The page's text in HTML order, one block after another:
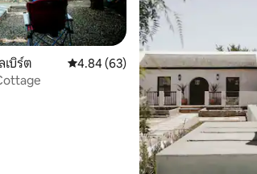
เบิร์ต คะแนนเฉลี่ย 4.84 จาก 5, 63 รีวิว
4.84 (63)